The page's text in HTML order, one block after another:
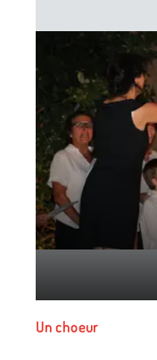
d'école